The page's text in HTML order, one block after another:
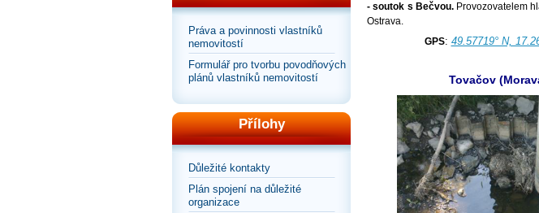
Práva a povinnosti vlastníků
nemovitostí
Formulář pro tvorbu povodňových
plánů vlastníků nemovitostí
Přílohy
Důležité kontakty
Plán spojení na důležité
organizace
- soutok s Bečvou.Provozovatelem
Ostrava.
GPS: 49.57719° N,
Tovačov